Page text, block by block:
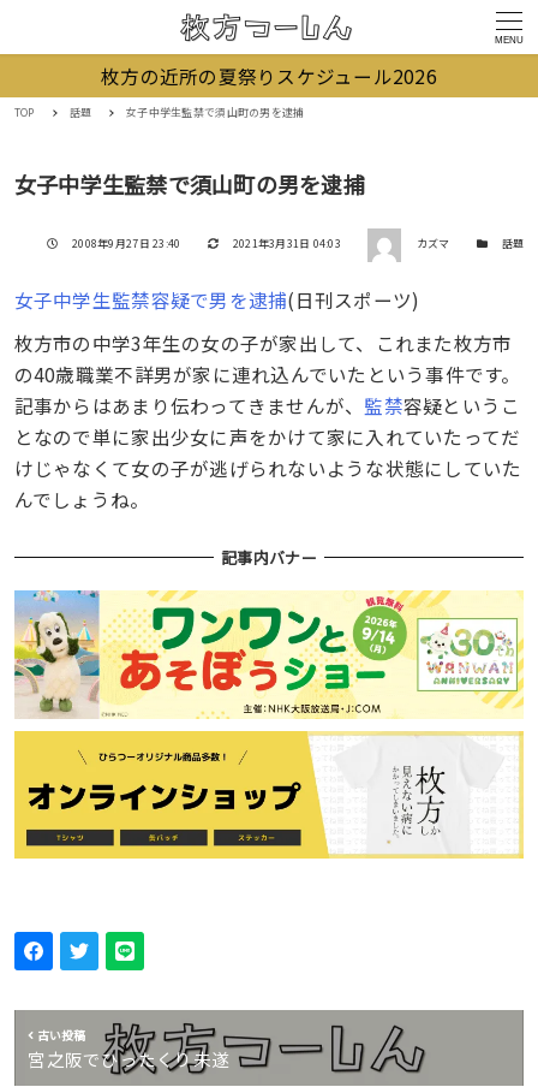
MENU
枚方の近所の夏祭りスケジュール2026
TOP 話題 女子中学生監禁で須山町の男を逮捕
女子中学生監禁で須山町の男を逮捕
投稿日
2008年9月27日 23:40 更新日
2021年3月31日 04:03 著者 カズマ カテゴリー
話題
女子中学生監禁容疑で男を逮捕(日刊スポーツ)
枚方市の中学3年生の女の子が家出して、これまた枚方市
の40歳職業不詳男が家に連れ込んでいたという事件です。
記事からはあまり伝わってきませんが、 監禁容疑というこ
となので単に家出少女に声をかけて家に入れていたってだ
けじゃなくて女の子が逃げられないような状態にしていた
んでしょうね。
記事内バナー
古い投稿
宮之阪でひったくり未遂